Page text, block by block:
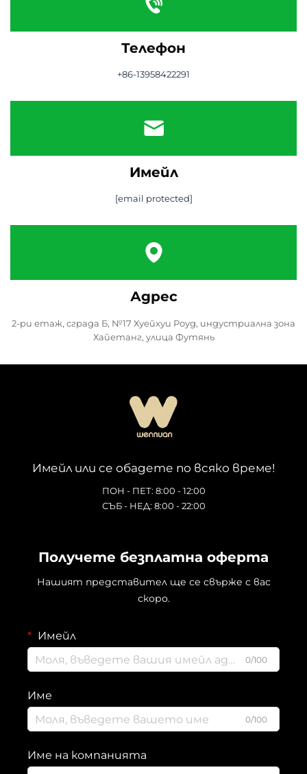
Телефон
+86-13958422291
Имейл
[email protected]
Адрес
2-ри етаж, сграда Б, №17 Хуейхуи Роуд, индустриална зона
Хайетанг, улица Футянь
Имейл или се обадете по всяко време!
ПОН - ПЕТ: 8:00 - 12:00
СЪБ - НЕД: 8:00 - 22:00
Получете безплатна оферта
Нашият представител ще се свърже с вас
скоро.
Имейл
0/100
Име
0/100
Име на компанията